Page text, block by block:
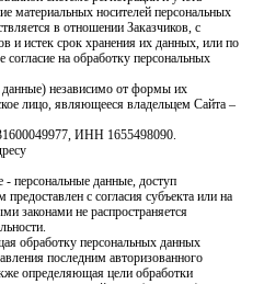
материальных носителей персональных
в отношении Заказчиков, с
и истек срок хранения их данных, или по
на обработку персональных
независимо от формы их
лицо, являющееся владельцем Сайта –
ИНН 1655498090.
персональные данные, доступ
с согласия субъекта или на
законами не распространяется
обработку персональных данных
последним авторизованного
определяющая цели обработки